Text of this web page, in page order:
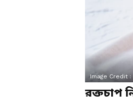
Image Credit :
রক্তচাপ